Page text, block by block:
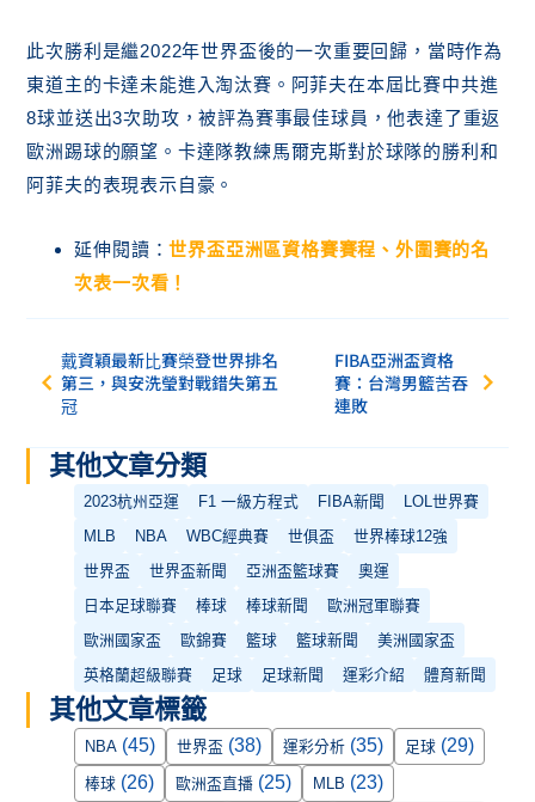
此次勝利是繼2022年世界盃後的一次重要回歸，當時作為
東道主的卡達未能進入淘汰賽。阿菲夫在本屆比賽中共進
8球並送出3次助攻，被評為賽事最佳球員，他表達了重返
歐洲踢球的願望。卡達隊教練馬爾克斯對於球隊的勝利和
阿菲夫的表現表示自豪。
延伸閱讀：世界盃亞洲區資格賽賽程、外圍賽的名
次表一次看！
戴資穎最新比賽榮登世界排名
第三，與安洗瑩對戰錯失第五
冠
FIBA亞洲盃資格
賽：台灣男籃苦吞
連敗
其他文章分類
2023杭州亞運 F1 一級方程式 FIBA新聞
LOL世界賽
MLB
NBA WBC經典賽 世俱盃
世界棒球12強
世界盃
世界盃新聞 亞洲盃籃球賽
奧運
日本足球聯賽
棒球 棒球新聞
歐洲冠軍聯賽
歐洲國家盃
歐錦賽 籃球 籃球新聞
美洲國家盃
英格蘭超級聯賽
足球 足球新聞 運彩介紹 體育新聞
其他文章標籤
NBA (45) 世界盃 (38) 運彩分析 (35) 足球 (29)
棒球 (26) 歐洲盃直播 (25) MLB (23)